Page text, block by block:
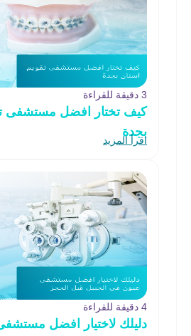
3 دقيقة للقراءة
كيف تختار افضل مستشفى
بجدة
اقرأ المزيد
4 دقيقة للقراءة
دليلك لاختيار افضل